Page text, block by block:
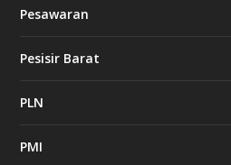
Pesawaran
Pesisir Barat
PLN
PMI